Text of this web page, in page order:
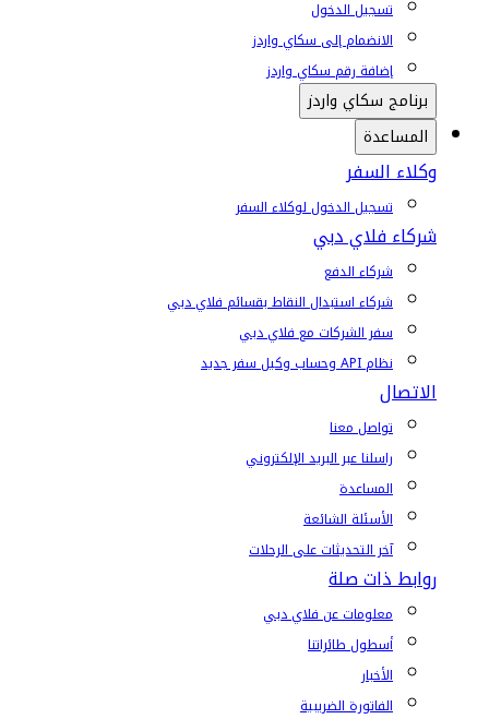
تسجيل الدخول
الانضمام إلى سكاي واردز
إضافة رقم سكاي واردز
برنامج سكاي واردز
المساعدة
وكلاء السفر
تسجيل الدخول لوكلاء السفر
شركاء فلاي دبي
شركاء الدفع
شركاء استبدال النقاط بقسائم فلاي دبي
سفر الشركات مع فلاي دبي
نظام API وحساب وكيل سفر جديد
الاتصال
تواصل معنا
راسلنا عبر البريد الإلكتروني
المساعدة
الأسئلة الشائعة
آخر التحديثات على الرحلات
روابط ذات صلة
معلومات عن فلاي دبي
أسطول طائراتنا
الأخبار
الفاتورة الضريبية